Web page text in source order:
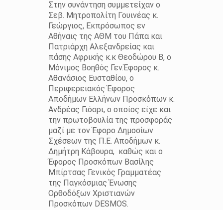
Στην συνάντηση συμμετείχαν ο
Σεβ. Μητροπολίτη Γουινέας κ.
Γεώργιος, Εκπρόσωπος εν
Αθήναις της ΑΘΜ του Πάπα και
Πατριάρχη Αλεξανδρείας και
πάσης Αφρικής κ.κ Θεοδώρου Β, ο
Μόνιμος Βοηθός Γεν.Έφορος κ.
Αθανάσιος Ευσταθίου, ο
Περιφερειακός Έφορος
Αποδήμων Ελλήνων Προσκόπων κ.
Ανδρέας Γιόσρι, ο οποίος είχε και
την πρωτοβουλία της προσφοράς
μαζί με τον Έφορο Δημοσίων
Σχέσεων της Π.Ε. Αποδήμων κ.
Δημήτρη Κάβουρα, καθώς και ο
Έφορος Προσκόπων Βασίλης
Μπίρτσας Γενικός Γραμματέας
της Παγκόσμιας Ένωσης
Ορθοδόξων Χριστιανών
Προσκόπων DESMOS.